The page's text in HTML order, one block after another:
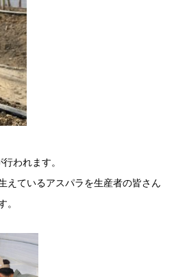
われます。
えているアスパラを生産者の皆さん
。